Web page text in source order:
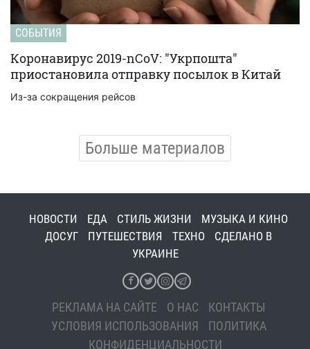
СОБЫТИЯ
Коронавирус 2019-nCoV: "Укрпошта"
приостановила отправку посылок в Китай
Из-за сокращения рейсов
Больше материалов
НОВОСТИ ЕДА СТИЛЬ ЖИЗНИ
МУЗЫКА И КИНО
ДОСУГ
ПУТЕШЕСТВИЯ ТЕХНО
СДЕЛАНО В
УКРАИНЕ
РЕКЛАМА НА САЙТЕ О НАС
КОНТАКТЫ
УСЛОВИЯ ИСПОЛЬЗОВАНИЯ
ПОЛИТИКА
КОНФИДЕНЦИАЛЬНОСТИ